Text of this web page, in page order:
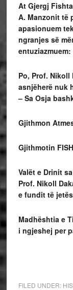
At Gjergj
A. Manzonit të
apasionuem
ngranjes së
Po, Prof. Nikoll
asnjëherë nuk
– Sa Osja
Gjithmon
Gjithmotin
Valët e Drinit
Prof. Nikoll
e fundit të
Madhështia e
i ngjeshej per
FILED UNDER: